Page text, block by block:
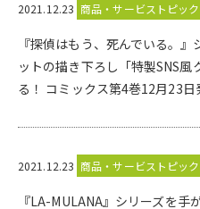
2021.12.23 商品・サービストピック
『探偵はもう、死んでいる。
ットの描き下ろし「特製SNS
る！ コミックス第4巻12月23日
2021.12.23 商品・サービストピック
『LA-MULANA』シリーズを